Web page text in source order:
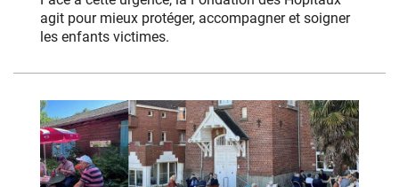
agit pour mieux protéger, accompagner et soigner
les enfants victimes.